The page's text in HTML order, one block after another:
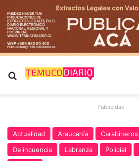
Buscar por
Publicidad
Actualidad Araucanía Carabineros
Delincuencia
Labranza Policial